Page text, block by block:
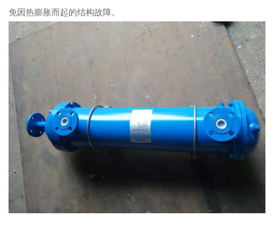
免因热膨胀而起的结构故障。